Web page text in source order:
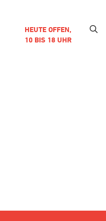
HEUTE OFFEN,
10 BIS 18 UHR